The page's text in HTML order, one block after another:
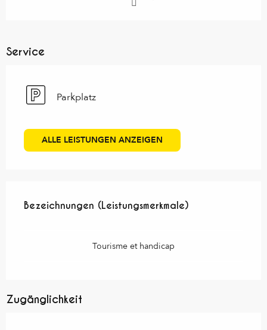
Service
Parkplatz
ALLE LEISTUNGEN ANZEIGEN
Bezeichnungen (Leistungsmerkmale)
Bezeichnungen (Leistungsmerkmale)
Tourisme et handicap
Zugänglichkeit